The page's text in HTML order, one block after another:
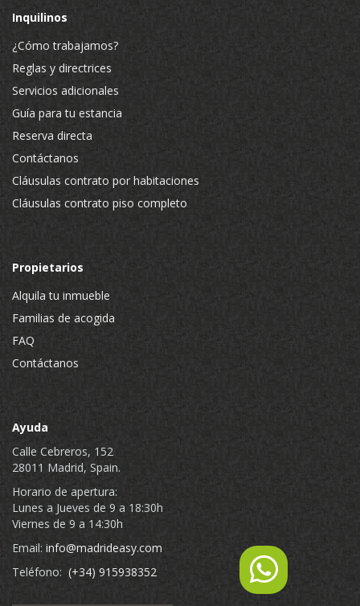
Inquilinos
¿Cómo trabajamos?
Reglas y directrices
Servicios adicionales
Guía para tu estancia
Reserva directa
Contáctanos
Cláusulas contrato por habitaciones
Cláusulas contrato piso completo
Propietarios
Alquila tu inmueble
Familias de acogida
FAQ
Contáctanos
Ayuda
Calle Cebreros, 152
28011 Madrid, Spain.
Horario de apertura:
Lunes a Jueves de 9 a 18:30h
Viernes de 9 a 14:30h
Email: info@madrideasy.com
Teléfono: (+34) 915938352